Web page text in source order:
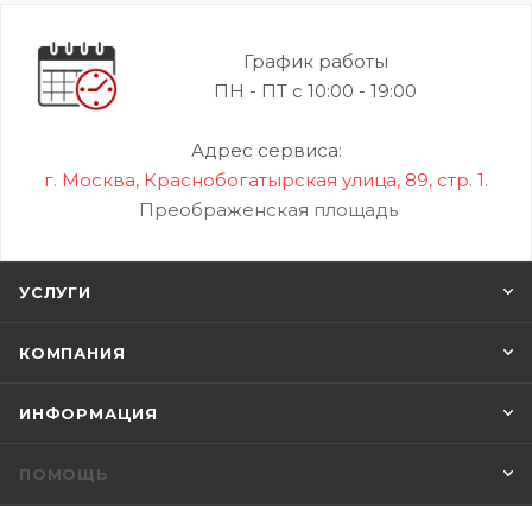
График работы
ПН - ПТ с 10:00 - 19:00
Адрес сервиса:
г. Москва, Краснобогатырская улица, 89, стр. 1.
Преображенская площадь
УСЛУГИ
КОМПАНИЯ
ИНФОРМАЦИЯ
ПОМОЩЬ